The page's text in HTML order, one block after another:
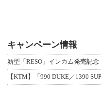
キャンペーン情報
【KTM】「990 DUKE／1390